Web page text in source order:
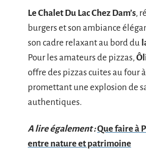
Le Chalet Du Lac Chez Dam’s,
burgers et son ambiance
son cadre relaxant au bord du
Pour les amateurs de pizzas,
offre des pizzas cuites au four
promettant une explosion de
authentiques.
A lire également :Que faire à
entre nature et patrimoine